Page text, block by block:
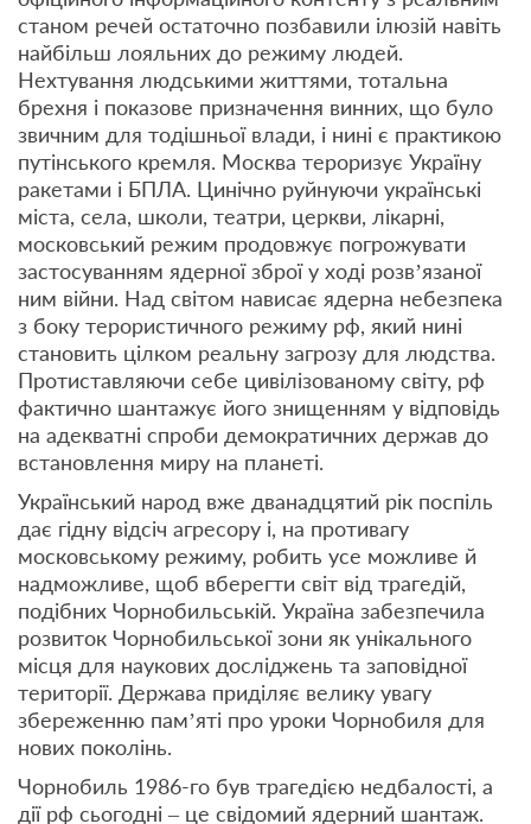
станом речей остаточно позбавили ілюзій навіть
найбільш лояльних до режиму людей.
Нехтування людськими життями, тотальна
брехня і показове призначення винних, що було
звичним для тодішньої влади, і нині є практикою
путінського кремля. Москва тероризує Україну
ракетами і БПЛА. Цинічно руйнуючи українські
міста, села, школи, театри, церкви, лікарні,
московський режим продовжує погрожувати
застосуванням ядерної зброї у ході розв’язаної
ним війни. Над світом нависає ядерна небезпека
з боку терористичного режиму рф, який нині
становить цілком реальну загрозу для людства.
Протиставляючи себе цивілізованому світу, рф
фактично шантажує його знищенням у відповідь
на адекватні спроби демократичних держав до
встановлення миру на планеті.
Український народ вже дванадцятий рік поспіль
дає гідну відсіч агресору і, на противагу
московському режиму, робить усе можливе й
надможливе, щоб вберегти світ від трагедій,
подібних Чорнобильській. Україна забезпечила
розвиток Чорнобильської зони як унікального
місця для наукових досліджень та заповідної
території. Держава приділяє велику увагу
збереженню пам’яті про уроки Чорнобиля для
нових поколінь.
Чорнобиль 1986-го був трагедією недбалості, а
дії рф сьогодні – це свідомий ядерний шантаж.